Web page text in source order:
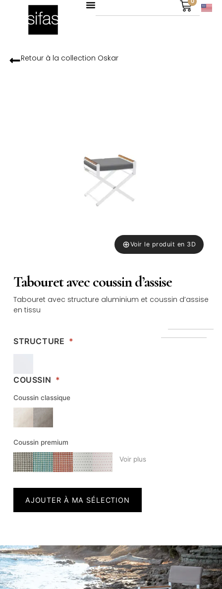
Retour à la collection Oskar
Tabouret avec coussin d’assise
Tabouret avec structure aluminium et coussin d’assise
en tissu
STRUCTURE *
COUSSIN *
Coussin classique
Coussin premium
Voir plus
AJOUTER À MA SÉLECTION
⊕Voir le produit en 3D